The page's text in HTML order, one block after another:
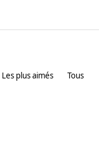
Les plus aimés Tous